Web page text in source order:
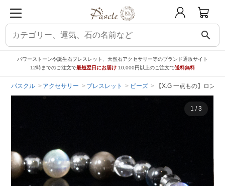
search
パワーストーンや誕生石ブレスレット、天然石アクセサリー等のブランド通販サイト
12時までのご注文で最短翌日にお届け 10,000円以上のご注文で送料無料
パスクル アクセサリー ブレスレット ビーズ 【X.G 一点もの】ロン
1 /3